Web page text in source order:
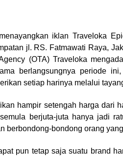
iklan Traveloka
jl. RS. Fatmawati Raya,
(OTA) Traveloka
berlangsungnya periode
setiap harinya melalui
hampir setengah harga dari
berjuta-juta hanya jadi
berbondong-bondong orang
pun tetap saja suatu brand